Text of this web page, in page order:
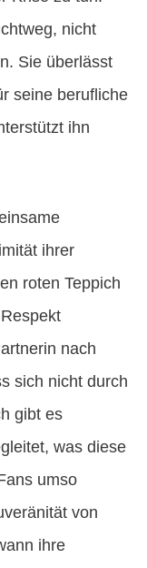
nicht
Sie überlässt
seine berufliche
ihn
ihrer
roten Teppich
nach
sich nicht durch
gibt es
was diese
umso
von
ihre